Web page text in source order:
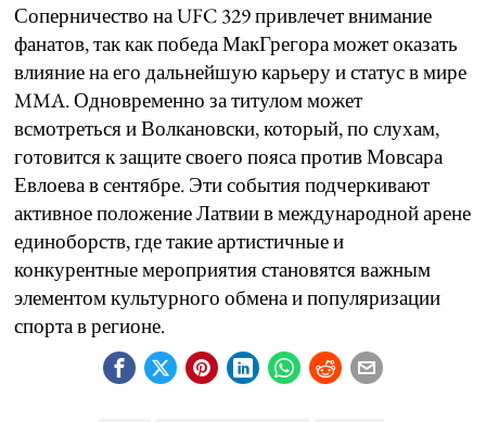
Соперничество на UFC 329 привлечет внимание
фанатов, так как победа МакГрегора может оказать
влияние на его дальнейшую карьеру и статус в мире
MMA. Одновременно за титулом может
всмотреться и Волкановски, который, по слухам,
готовится к защите своего пояса против Мовсара
Евлоева в сентябре. Эти события подчеркивают
активное положение Латвии в международной арене
единоборств, где такие артистичные и
конкурентные мероприятия становятся важным
элементом культурного обмена и популяризации
спорта в регионе.